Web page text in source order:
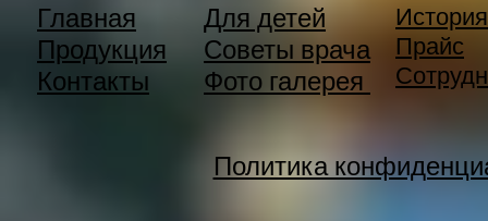
Главная
Продукция
Контакты
Для детей
Советы врача
Фото галерея
История
Прайс
Политика